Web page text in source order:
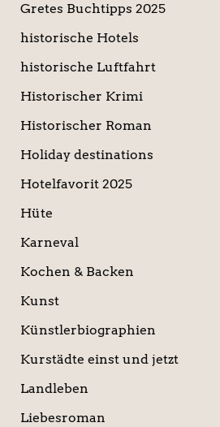
Gretes Buchtipps 2025
historische Hotels
historische Luftfahrt
Historischer Krimi
Historischer Roman
Holiday destinations
Hotelfavorit 2025
Hüte
Karneval
Kochen & Backen
Kunst
Künstlerbiographien
Kurstädte einst und jetzt
Landleben
Liebesroman